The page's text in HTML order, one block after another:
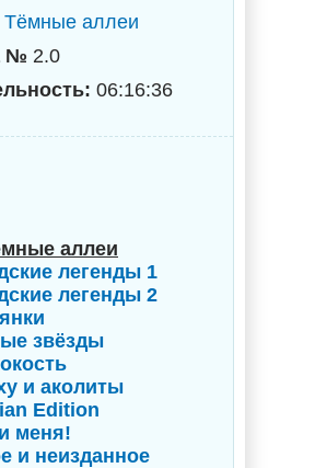
Тёмные аллеи
№ 2.0
06:16:36
аллеи
легенды 1
легенды 2
звёзды
и аколиты
Edition
меня!
и неизданное